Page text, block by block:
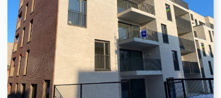
Verhuurd: Appartement
8 m²
88 m²